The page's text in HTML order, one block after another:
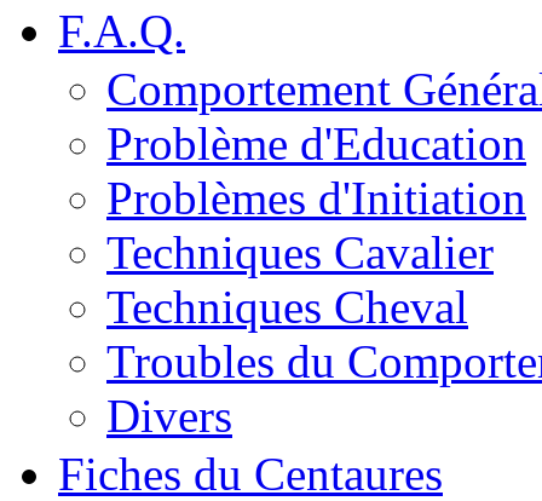
F.A.Q.
Comportement
Problème d'Education
Problèmes d'Initiation
Techniques Cavalier
Techniques Cheval
Troubles du
Divers
Fiches du Centaures